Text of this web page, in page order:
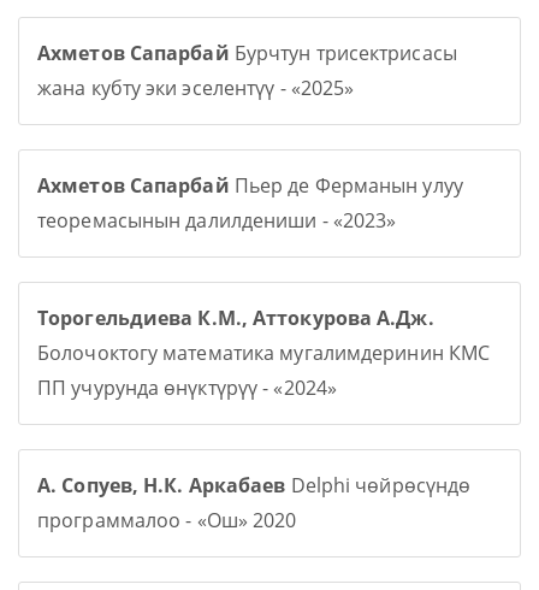
Ахметов Сапарбай Бурчтун трисектрисасы
жана кубту эки эселентүү - «2025»
Ахметов Сапарбай Пьер де Ферманын улуу
теоремасынын далилдениши - «2023»
Торогельдиева К.М., Аттокурова А.Дж.
Болочоктогу математика мугалимдеринин КМС
ПП учурунда өнүктүрүү - «2024»
А. Сопуев, Н.К. Аркабаев Delphi чөйрөсүндө
программалоо - «Ош» 2020